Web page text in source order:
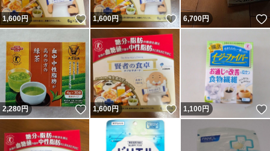
1,600円 いいね！
1,600円 いいね！
6,700円
2,280円 いいね！
1,600円 いいね！
1,100円